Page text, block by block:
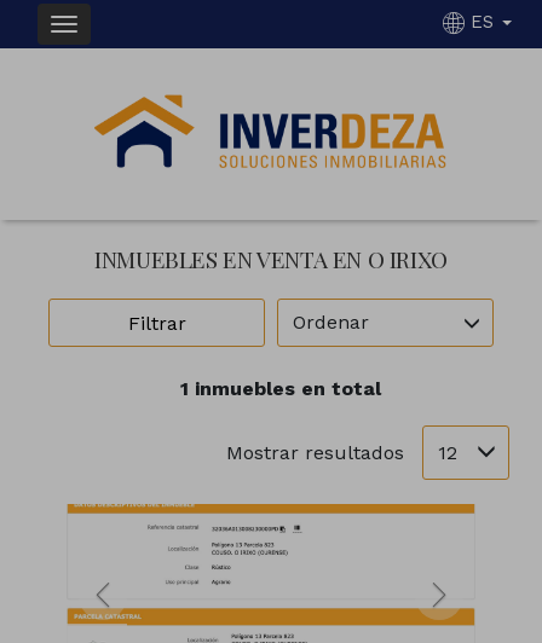
ES
INMUEBLES EN VENTA EN O IRIXO
Filtrar Ordenar
1 inmuebles en total
Mostrar resultados 12